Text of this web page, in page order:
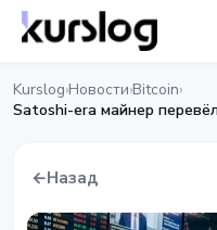
Kurslog›Новости›Bitcoin›
Satoshi-era майнер
←Назад